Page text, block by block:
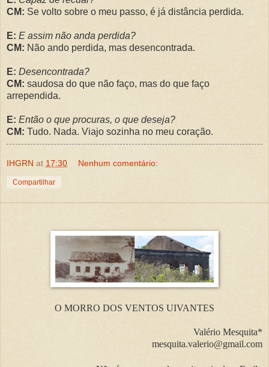
CM: Se volto sobre o meu passo, é já distância perdida.
E: E assim não anda perdida?
CM: Não ando perdida, mas desencontrada.
E: Desencontrada?
CM: saudosa do que não faço, mas do que faço
arrependida.
E: Então o que procuras, o que deseja?
CM: Tudo. Nada. Viajo sozinha no meu coração.
IHGRN at 17:30 Nenhum comentário:
Compartilhar
O MORRO DOS VENTOS UIVANTES
Valério Mesquita*
mesquita.valerio@gmail.com